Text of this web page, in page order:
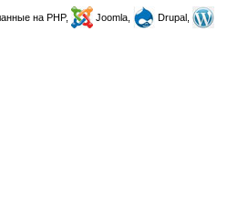
на PHP, Joomla,
Drupal,